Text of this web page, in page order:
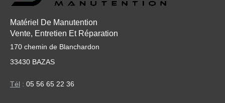
Matériel De Manutention
Vente, Entretien Et Réparation
170 chemin de Blanchardon
33430 BAZAS
Tél : 05 56 65 22 36